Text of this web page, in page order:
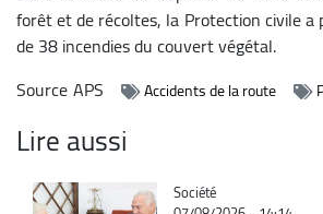
forêt et de récoltes, la Protection civile a
de 38 incendies du couvert végétal.
SourceAPS Accidents de la route
Lire aussi
Catégorie
Société